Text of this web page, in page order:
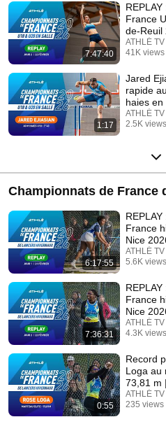
7:47:40
France
de-Reuil
ATHLÉ TV
41K views
1:17
Jared
rapide
haies
2026
ATHLÉ TV
2.5K views
Championnats de France
de Nice 2026
6:17:55
France
Nice
ATHLÉ TV
5.6K views
7:36:31
France
Nice
ATHLÉ TV
4.3K views
0:55
Record
Loga au
73,81 m
ATHLÉ TV
235 views